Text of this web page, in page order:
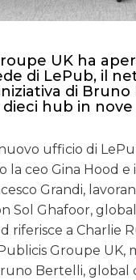
UK ha
di LePub, il
di
hub in
ufficio di
la ceo Gina Hood
Grandi,
Sol Ghafoor,
riferisce a Charlie
Groupe UK,
Bertelli, global